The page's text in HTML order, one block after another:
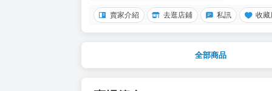
賣家介紹 去逛店鋪 私訊 收藏
全部商品